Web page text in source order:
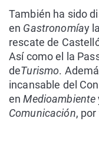
También ha sido
en Gastronomíay la
rescate de
Así como el la
deTurismo.
incansable del
enMedioambiente
Comunicación,